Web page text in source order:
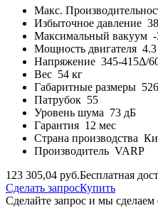
Макс.
Избыточное давление
Максимальный вакуум
Мощность двигателя
Напряжение 345-415Δ/
Вес 54 кг
Габаритные размеры
Патрубок 55
Уровень шума 73 дБ
Гарантия 12 мес
Страна производства
Производитель VARP
123 305,04 руб.Бесплатная
Сделать запросКупить
Сделайте запрос и мы